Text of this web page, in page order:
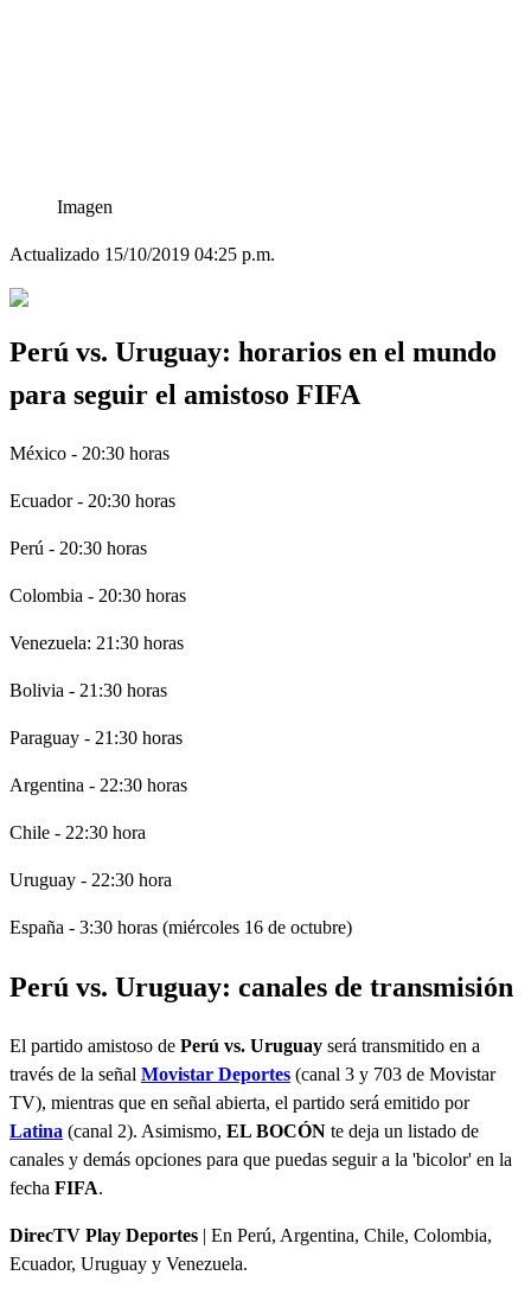
Imagen
Actualizado 15/10/2019 04:25 p.m.
Perú vs. Uruguay: horarios en el mundo
para seguir el amistoso FIFA
México - 20:30 horas
Ecuador - 20:30 horas
Perú - 20:30 horas
Colombia - 20:30 horas
Venezuela: 21:30 horas
Bolivia - 21:30 horas
Paraguay - 21:30 horas
Argentina - 22:30 horas
Chile - 22:30 hora
Uruguay - 22:30 hora
España - 3:30 horas (miércoles 16 de octubre)
Perú vs. Uruguay: canales de transmisión
El partido amistoso de Perú vs. Uruguay será transmitido en a
través de la señal Movistar Deportes (canal 3 y 703 de Movistar
TV), mientras que en señal abierta, el partido será emitido por
Latina (canal 2). Asimismo, EL BOCÓN te deja un listado de
canales y demás opciones para que puedas seguir a la 'bicolor' en la
fecha FIFA.
DirecTV Play Deportes | En Perú, Argentina, Chile, Colombia,
Ecuador, Uruguay y Venezuela.